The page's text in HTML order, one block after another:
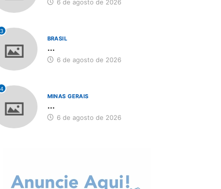
6 de agosto de 2026
3
BRASIL
...
6 de agosto de 2026
4
MINAS GERAIS
...
6 de agosto de 2026